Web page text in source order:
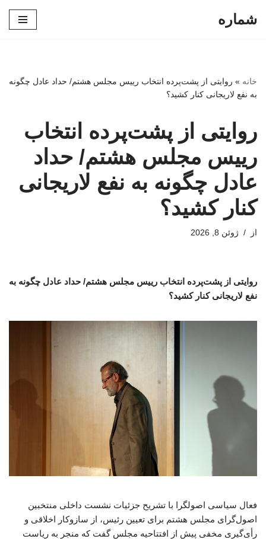
شماره
خانه » روایتی از پشت‌پرده انتخاب رییس مجلس هشتم/ حداد عادل چگونه
به نفع لاریجانی کنار کشید؟
روایتی از پشت‌پرده انتخاب
رییس مجلس هشتم/ حداد
عادل چگونه به نفع لاریجانی
کنار کشید؟
از ژوئن 8, 2026
روایتی از پشت‌پرده انتخاب رییس مجلس هشتم/ حداد عادل چگونه به
نفع لاریجانی کنار کشید؟
فعال سیاسی اصولگرا با تشریح جزئیات نشست داخلی منتخبین
اصول‌گرای مجلس هشتم برای تعیین رئیس، از سازوکار اخلاقی و
رأی‌گیری مخفی پیش از افتتاحیه مجلس گفت که منجر به ریاست